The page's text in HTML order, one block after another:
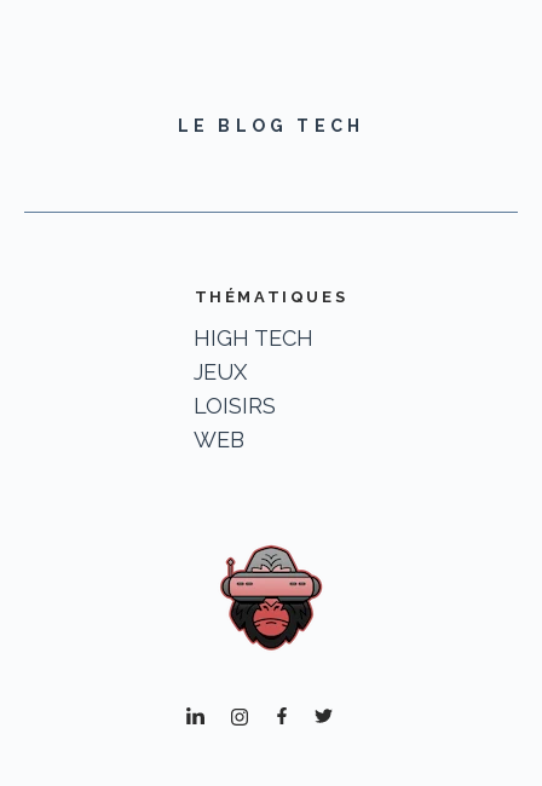
LE BLOG TECH
THÉMATIQUES
HIGH TECH
JEUX
LOISIRS
WEB